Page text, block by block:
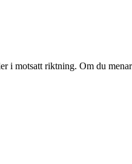
i motsatt riktning. Om du